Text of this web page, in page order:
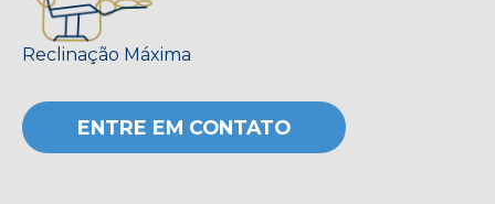
Reclinação Máxima
ENTRE EM CONTATO